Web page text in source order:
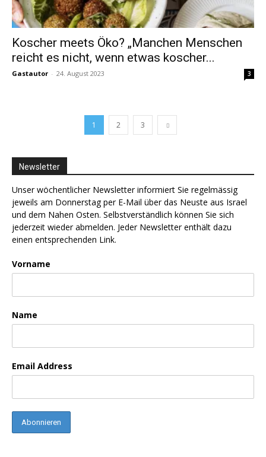
Koscher meets Öko? „Manchen Menschen
reicht es nicht, wenn etwas koscher...
Gastautor - 24. August 2023 3
1 2 3
Newsletter
Unser wöchentlicher Newsletter informiert Sie regelmässig
jeweils am Donnerstag per E-Mail über das Neuste aus Israel
und dem Nahen Osten. Selbstverständlich können Sie sich
jederzeit wieder abmelden. Jeder Newsletter enthält dazu
einen entsprechenden Link.
Vorname
Name
Email Address